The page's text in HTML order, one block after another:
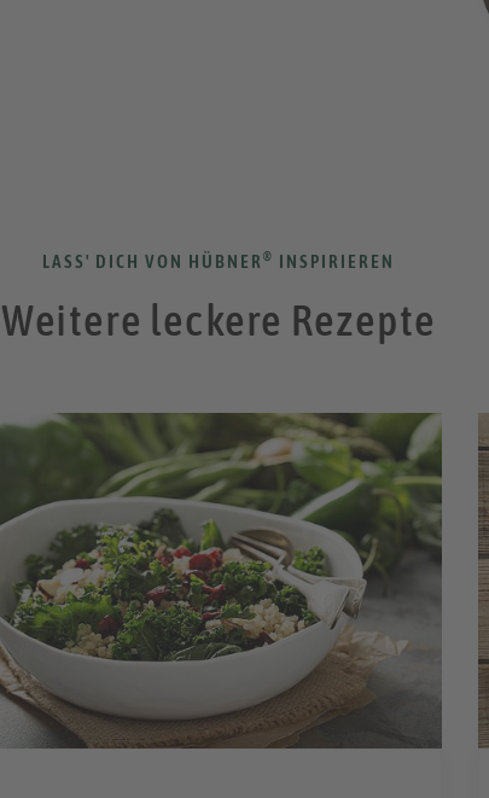
LASS' DICH VON HÜBNER ® INSPIRIEREN
Weitere leckere Rezepte